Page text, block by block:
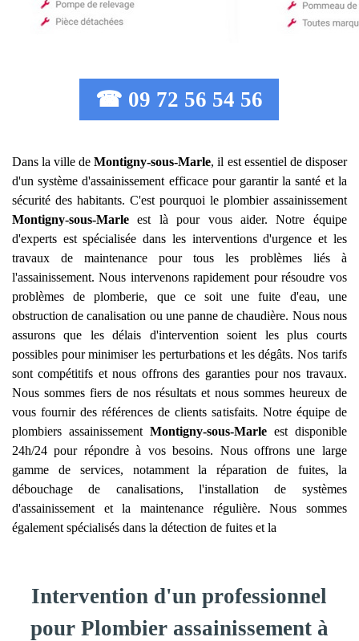
☎ 09 72 56 54 56
Dans la ville deMontigny-sous-Marle, il est essentiel de disposer
d'un système d'assainissement efficace pour garantir la santé et la
sécurité des habitants. C'est pourquoi le plombier assainissement
Montigny-sous-Marle est là pour vous aider. Notre équipe
d'experts est spécialisée dans les interventions d'urgence et les
travaux de maintenance pour tous les problèmes liés à
l'assainissement. Nous intervenons rapidement pour résoudre vos
problèmes de plomberie, que ce soit une fuite d'eau, une
obstruction de canalisation ou une panne de chaudière. Nous nous
assurons que les délais d'intervention soient les plus courts
possibles pour minimiser les perturbations et les dégâts. Nos tarifs
sont compétitifs et nous offrons des garanties pour nos travaux.
Nous sommes fiers de nos résultats et nous sommes heureux de
vous fournir des références de clients satisfaits. Notre équipe de
plombiers assainissement Montigny-sous-Marleest disponible
24h/24 pour répondre à vos besoins. Nous offrons une large
gamme de services, notamment la réparation de fuites, la
débouchage de canalisations, l'installation de systèmes
d'assainissement et la maintenance régulière. Nous sommes
également spécialisés dans la détection de fuites et la
Intervention d'un professionnel
pour Plombier assainissement à